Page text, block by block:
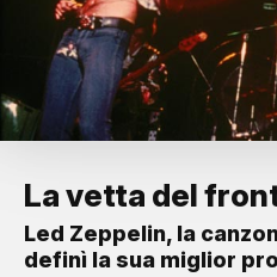
La vetta del
Led Zeppelin, la
definì la sua miglior